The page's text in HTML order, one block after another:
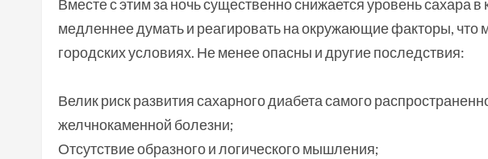
Вместе с этим за ночь существенно снижается уровень сахара в
медленнее думать и реагировать на окружающие факторы, что
городских условиях. Не менее опасны и другие последствия:
Велик риск развития сахарного диабета самого
желчнокаменной болезни;
Отсутствие образного и логического мышления;